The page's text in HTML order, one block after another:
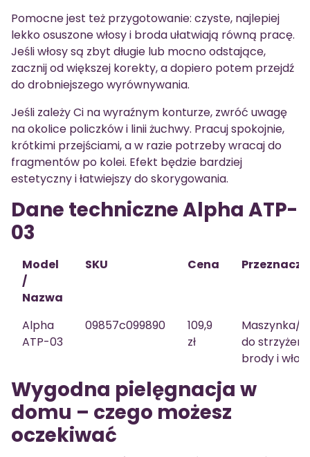
Pomocne jest też przygotowanie: czyste, najlepiej
lekko osuszone włosy i broda ułatwiają równą pracę.
Jeśli włosy są zbyt długie lub mocno odstające,
zacznij od większej korekty, a dopiero potem przejdź
do drobniejszego wyrównywania.
Jeśli zależy Ci na wyraźnym konturze, zwróć uwagę
na okolice policzków i linii żuchwy. Pracuj spokojnie,
krótkimi przejściami, a w razie potrzeby wracaj do
fragmentów po kolei. Efekt będzie bardziej
estetyczny i łatwiejszy do skorygowania.
Dane techniczne Alpha ATP-
03
Model
/
Nazwa
SKU Cena
Alpha
ATP-03
09857c099890
109,9
zł
Maszynka/
do
brody i
Wygodna pielęgnacja w
domu – czego możesz
oczekiwać